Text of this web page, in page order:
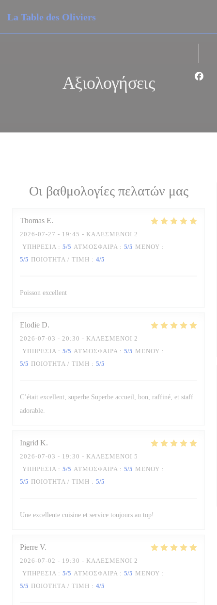
La Table des Oliviers
Αξιολογήσεις
Οι βαθμολογίες πελατών μας
Thomas E
2026-07-27 - 19:45 - ΚΑΛΕΣΜΈΝΟΙ 2
ΥΠΗΡΕΣΊΑ : 5/5 ΑΤΜΌΣΦΑΙΡΑ : 5/5 ΜΕΝΟΎ :
5/5 ΠΟΙΌΤΗΤΑ / ΤΙΜΉ : 4/5
Poisson excellent
Elodie D
2026-07-03 - 20:30 - ΚΑΛΕΣΜΈΝΟΙ 2
ΥΠΗΡΕΣΊΑ : 5/5 ΑΤΜΌΣΦΑΙΡΑ : 5/5 ΜΕΝΟΎ :
5/5 ΠΟΙΌΤΗΤΑ / ΤΙΜΉ : 5/5
C’était excellent, superbe Superbe accueil, bon, raffiné, et staff
adorable.
Ingrid K
2026-07-03 - 19:30 - ΚΑΛΕΣΜΈΝΟΙ 5
ΥΠΗΡΕΣΊΑ : 5/5 ΑΤΜΌΣΦΑΙΡΑ : 5/5 ΜΕΝΟΎ :
5/5 ΠΟΙΌΤΗΤΑ / ΤΙΜΉ : 5/5
Une excellente cuisine et service toujours au top!
Pierre V
2026-07-02 - 19:30 - ΚΑΛΕΣΜΈΝΟΙ 2
ΥΠΗΡΕΣΊΑ : 5/5 ΑΤΜΌΣΦΑΙΡΑ : 5/5 ΜΕΝΟΎ :
5/5 ΠΟΙΌΤΗΤΑ / ΤΙΜΉ : 4/5